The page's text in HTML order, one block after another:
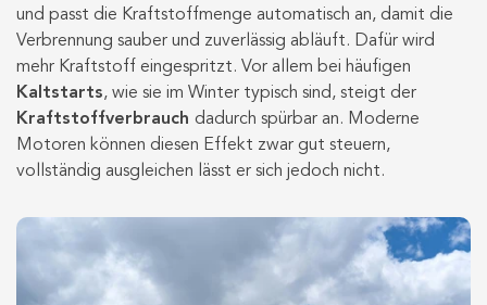
und passt die Kraftstoffmenge automatisch an, damit die
Verbrennung sauber und zuverlässig abläuft. Dafür wird
mehr Kraftstoff eingespritzt. Vor allem bei häufigen
Kaltstarts, wie sie im Winter typisch sind, steigt der
Kraftstoffverbrauch dadurch spürbar an. Moderne
Motoren können diesen Effekt zwar gut steuern,
vollständig ausgleichen lässt er sich jedoch nicht.